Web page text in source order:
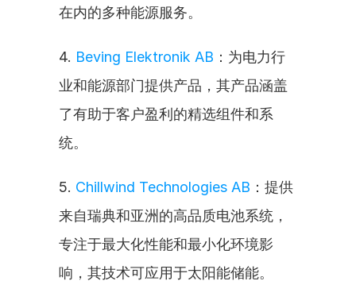
在内的多种能源服务。
4. Beving Elektronik AB ：为电力行
业和能源部门提供产品，其产品涵盖
了有助于客户盈利的精选组件和系
统。
5. Chillwind Technologies AB ：提供
来自瑞典和亚洲的高品质电池系统，
专注于最大化性能和最小化环境影
响，其技术可应用于太阳能储能。